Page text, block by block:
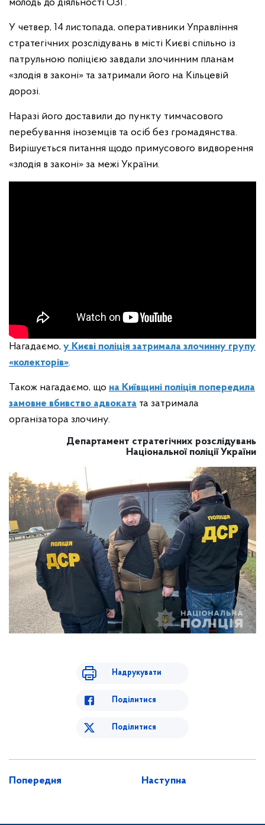
молодь до діяльності ОЗГ.
У четвер, 14 листопада, оперативники Управління
стратегічних розслідувань в місті Києві спільно із
патрульною поліцією завдали злочинним планам
«злодія в законі» та затримали його на Кільцевій
дорозі.
Наразі його доставили до пункту тимчасового
перебування іноземців та осіб без громадянства.
Вирішується питання щодо примусового видворення
«злодія в законі» за межі України.
Нагадаємо, у Києві поліція затримала злочинну групу
«колекторів».
Також нагадаємо, що на Київщині поліція попередила
замовне вбивство адвоката та затримала
організатора злочину.
Департамент стратегічних розслідувань
Національної поліції України
Надрукувати
Поділитися
Поділитися
Попередня Наступна